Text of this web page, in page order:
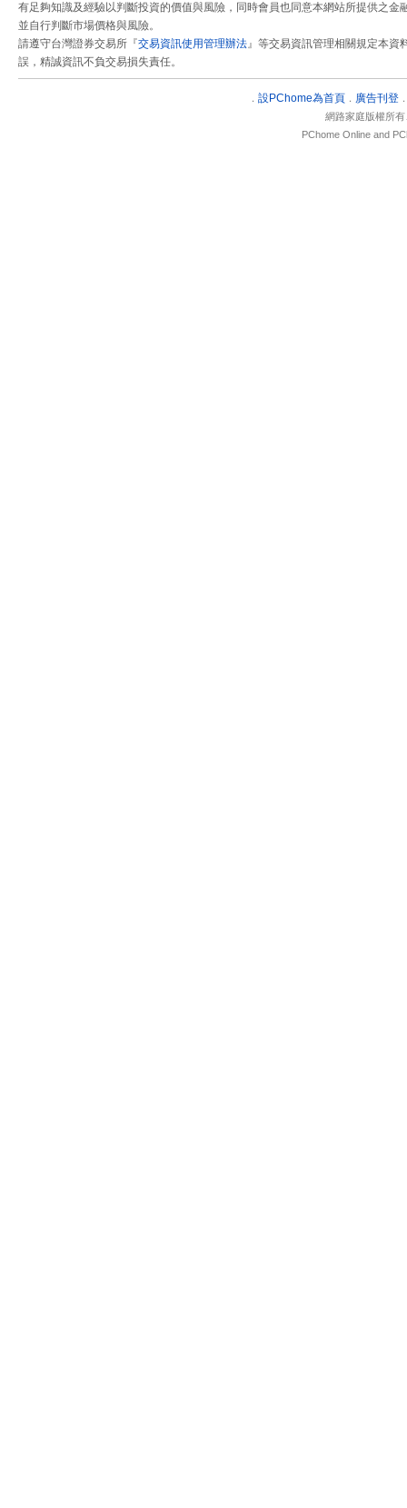
有足夠知識及經驗以判斷投資的價值與風險，同時會員也同意本網站所提供之
並自行判斷市場價格與風險。
請遵守台灣證券交易所『交易資訊使用管理辦法』等交易資訊管理相關規定本資
誤，精誠資訊不負交易損失責任。
．設PChome為首頁 ． 廣告刊登
網路家庭版權所
PChome Online and